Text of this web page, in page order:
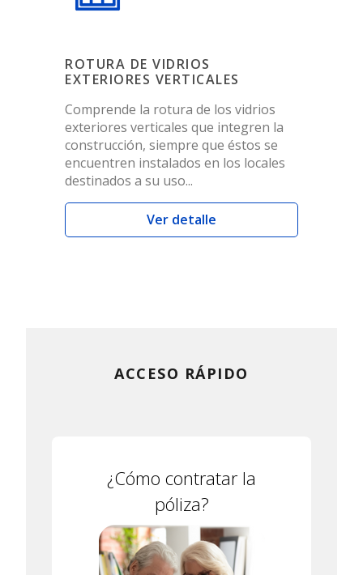
ROTURA DE VIDRIOS
EXTERIORES VERTICALES
Comprende la rotura de los vidrios
exteriores verticales que integren la
construcción, siempre que éstos se
encuentren instalados en los locales
destinados a su uso...
Ver detalle
ACCESO RÁPIDO
¿Cómo contratar la
póliza?